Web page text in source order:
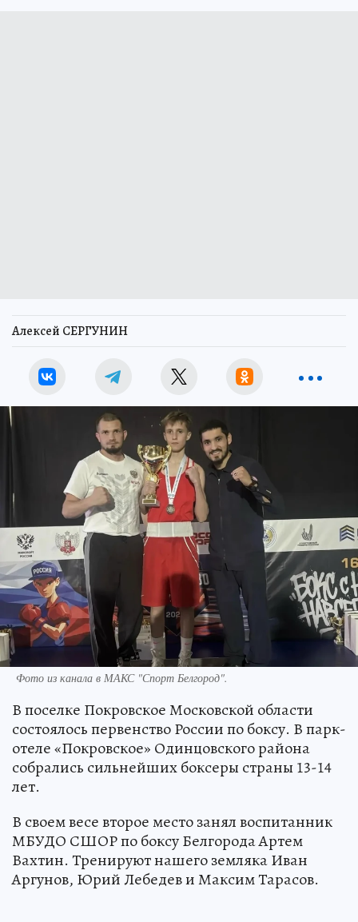
Алексей СЕРГУНИН
Фото из канала в МАКС "Спорт Белгород".
В поселке Покровское Московской области
состоялось первенство России по боксу. В парк-
отеле «Покровское» Одинцовского района
собрались сильнейших боксеры страны 13-14
лет.
В своем весе второе место занял воспитанник
МБУДО СШОР по боксу Белгорода Артем
Вахтин. Тренируют нашего земляка Иван
Аргунов, Юрий Лебедев и Максим Тарасов.